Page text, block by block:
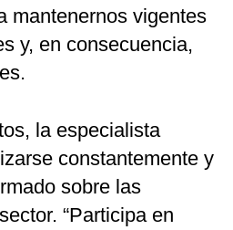
mantenernos vigentes
y, en consecuencia,
la especialista
constantemente y
sobre las
“Participa en